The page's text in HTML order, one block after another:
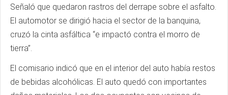
Señaló que quedaron rastros del derrape sobre el asfalto.
El automotor se dirigió hacia el sector de la banquina,
cruzó la cinta asfáltica “e impactó contra el morro de
tierra”.
El comisario indicó que en el interior del auto había restos
de bebidas alcohólicas. El auto quedó con importantes